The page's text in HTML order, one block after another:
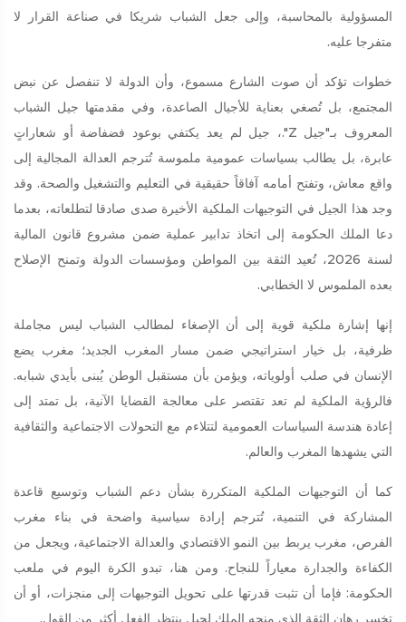
المسؤولية بالمحاسبة، وإلى جعل الشباب شريكا في صناعة القرار لا
متفرجا عليه.
خطوات تؤكد أن صوت الشارع مسموع، وأن الدولة لا تنفصل عن نبض
المجتمع، بل تُصغي بعناية للأجيال الصاعدة، وفي مقدمتها جيل الشباب
المعروف بـ"جيل Z".، جيل لم يعد يكتفي بوعود فضفاضة أو شعاراتٍ
عابرة، بل يطالب بسياسات عمومية ملموسة تُترجم العدالة المجالية إلى
واقع معاش، وتفتح أمامه آفاقاً حقيقية في التعليم والتشغيل والصحة. وقد
وجد هذا الجيل في التوجيهات الملكية الأخيرة صدى صادقا لتطلعاته، بعدما
دعا الملك الحكومة إلى اتخاذ تدابير عملية ضمن مشروع قانون المالية
لسنة 2026، تُعيد الثقة بين المواطن ومؤسسات الدولة وتمنح الإصلاح
بعده الملموس لا الخطابي.
إنها إشارة ملكية قوية إلى أن الإصغاء لمطالب الشباب ليس مجاملة
ظرفية، بل خيار استراتيجي ضمن مسار المغرب الجديد؛ مغرب يضع
الإنسان في صلب أولوياته، ويؤمن بأن مستقبل الوطن يُبنى بأيدي شبابه.
فالرؤية الملكية لم تعد تقتصر على معالجة القضايا الآنية، بل تمتد إلى
إعادة هندسة السياسات العمومية لتتلاءم مع التحولات الاجتماعية والثقافية
التي يشهدها المغرب والعالم.
كما أن التوجيهات الملكية المتكررة بشأن دعم الشباب وتوسيع قاعدة
المشاركة في التنمية، تُترجم إرادة سياسية واضحة في بناء مغرب
الفرص، مغرب يربط بين النمو الاقتصادي والعدالة الاجتماعية، ويجعل من
الكفاءة والجدارة معياراً للنجاح. ومن هنا، تبدو الكرة اليوم في ملعب
الحكومة: فإما أن تثبت قدرتها على تحويل التوجيهات إلى منجزات، أو أن
تخسر رهان الثقة الذي منحه الملك لجيل ينتظر الفعل أكثر من القول.